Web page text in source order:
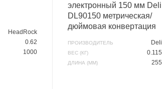
HeadRock
0.62
1000
электронный 150 мм Deli
DL90150 метрическая/
дюймовая конвертация
ПРОИЗВОДИТЕЛЬ Deli
ВЕС (КГ) 0.115
ДЛИНА (ММ) 255